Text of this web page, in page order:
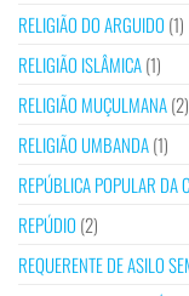
RELIGIÃO DO ARGUIDO (1)
RELIGIÃO ISLÂMICA(1)
RELIGIÃO MUÇULMANA(2)
RELIGIÃO UMBANDA(1)
REPÚBLICA POPULAR DA
REPÚDIO (2)
REQUERENTE DE ASILO